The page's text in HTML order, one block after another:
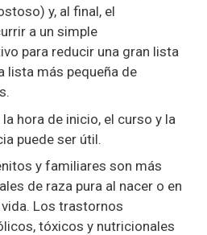
y, al final, el
a un simple
para reducir una gran lista
lista más pequeña de
hora de inicio, el curso y la
puede ser útil.
y familiares son más
de raza pura al nacer o en
Los trastornos
tóxicos y nutricionales